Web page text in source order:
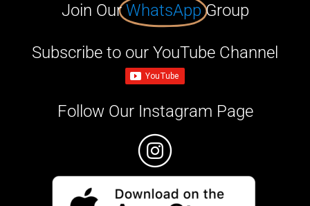
Join OurWhatsApp Group
Subscribe to our YouTube Channel
Follow Our Instagram Page